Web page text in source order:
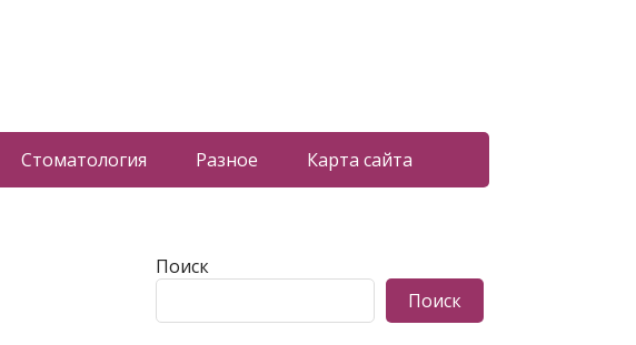
Стоматология Разное Карта сайта
Поиск
Поиск